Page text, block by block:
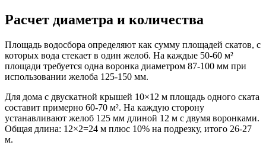
Расчет диаметра и количества
Площадь водосбора определяют как сумму площадей скатов, с
которых вода стекает в один желоб. На каждые 50-60 м²
площади требуется одна воронка диаметром 87-100 мм при
использовании желоба 125-150 мм.
Для дома с двускатной крышей 10×12 м площадь одного ската
составит примерно 60-70 м². На каждую сторону
устанавливают желоб 125 мм длиной 12 м с двумя воронками.
Общая длина: 12×2=24 м плюс 10% на подрезку, итого 26-27
м.